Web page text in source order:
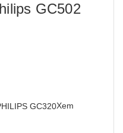
GC502
Xem